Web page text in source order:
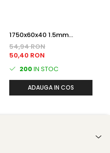
1750x60x40 1.5mm
Prezincat STALP GARD
54,94 RON
50,40 RON
200IN STOC
ADAUGA IN COS